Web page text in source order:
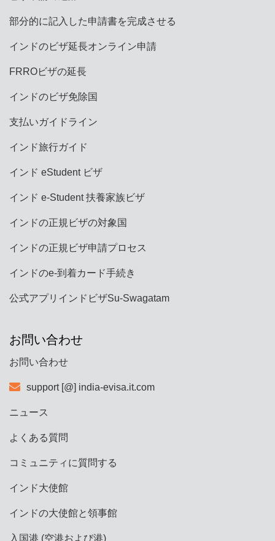
部分的に記入した申請書を完成させる
インドのビザ延長オンライン申請
FRROビザの延長
インドのビザ免除国
支払いガイドライン
インド旅行ガイド
インド eStudent ビザ
インド e-Student 扶養家族ビザ
インドの正規ビザの対象国
インドの正規ビザ申請プロセス
インドのe-到着カード手続き
公式アプリインドビザSu-Swagatam
お問い合わせ
お問い合わせ
support [@] india-evisa.it.com
ニュース
よくある質問
コミュニティに質問する
インド大使館
インドの大使館と領事館
入国港 (空港および港)